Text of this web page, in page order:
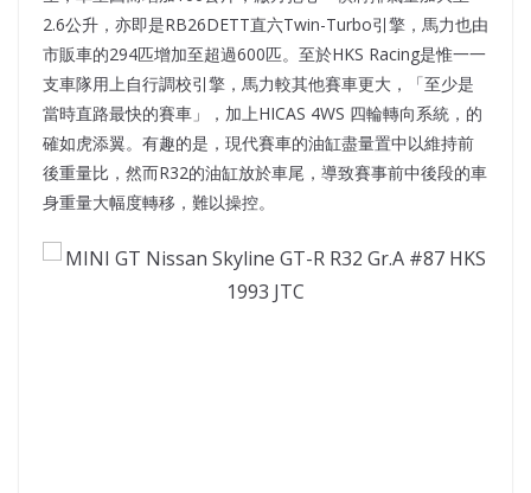
2.6公升，亦即是RB26DETT直六Twin-Turbo引擎，馬力也由
市販車的294匹增加至超過600匹。至於HKS Racing是惟一一
支車隊用上自行調校引擎，馬力較其他賽車更大，「至少是
當時直路最快的賽車」，加上HICAS 4WS 四輪轉向系統，的
確如虎添翼。有趣的是，現代賽車的油缸盡量置中以維持前
後重量比，然而R32的油缸放於車尾，導致賽事前中後段的車
身重量大幅度轉移，難以操控。